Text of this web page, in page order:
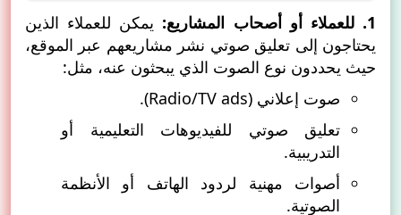
1. للعملاء أو أصحاب المشاريع:
يمكن للعملاء الذين
يحتاجون إلى تعليق صوتي نشر مشاريعهم عبر الموقع،
حيث يحددون نوع الصوت الذي يبحثون عنه، مثل:
صوت إعلاني (Radio/TV ads).
تعليق صوتي للفيديوهات التعليمية أو
التدريبية.
أصوات مهنية لردود الهاتف أو الأنظمة
الصوتية.